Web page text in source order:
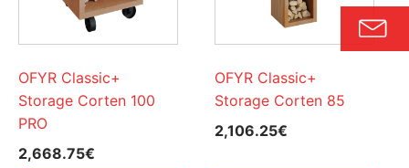
OFYR Classic+
Storage Corten 100
PRO
2,668.75€
OFYR Classic+
Storage Corten 85
2,106.25€